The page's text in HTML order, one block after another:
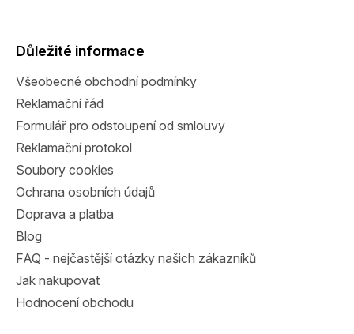
Důležité informace
Všeobecné obchodní podmínky
Reklamační řád
Formulář pro odstoupení od smlouvy
Reklamační protokol
Soubory cookies
Ochrana osobních údajů
Doprava a platba
Blog
FAQ - nejčastější otázky našich zákazníků
Jak nakupovat
Hodnocení obchodu